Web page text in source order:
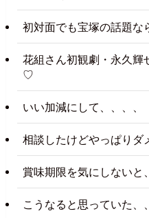
初対面でも宝塚の話題な
花組さん初観劇・永久輝
♡
いい加減にして、、、、
相談したけどやっぱりダ
賞味期限を気にしないと
こうなると思っていた、